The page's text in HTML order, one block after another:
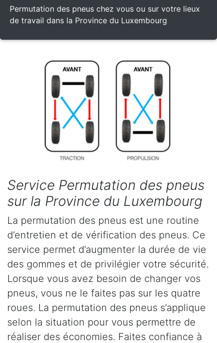
Permutation des pneus chez vous ou sur votre lieux
de travail dans la Province du Luxembourg
Service Permutation des pneus
sur la Province du Luxembourg
La permutation des pneus est une routine
d’entretien et de vérification des pneus. Ce
service permet d’augmenter la durée de vie
des gommes et de privilégier votre sécurité.
Lorsque vous avez besoin de changer vos
pneus, vous ne le faites pas sur les quatre
roues. La permutation des pneus s’applique
selon la situation pour vous permettre de
réaliser des économies. Faites confiance à